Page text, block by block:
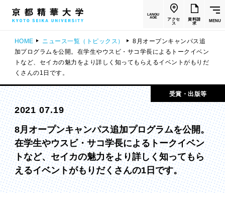
LANGU
AGE
アクセ
ス
資料請
求
MENU
HOME ニュース一覧（トピックス）
8月オープンキャンパス追
加プログラムを公開。在学生やウスビ・サコ学長によるトークイベン
トなど、セイカの魅力をより詳しく知ってもらえるイベントがもりだ
くさんの1日です。
受賞・出版等
2021 07.19
8月オープンキャンパス追加プログラムを公開。
在学生やウスビ・サコ学長によるトークイベン
トなど、セイカの魅力をより詳しく知ってもら
えるイベントがもりだくさんの1日です。